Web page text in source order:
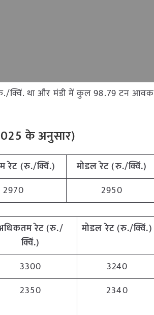
रु./क्विं. था और मंडी में कुल 98.79 टन आवक
5के अनुसार)
रेट (रु./क्विं.) मोडल रेट(रु./क्विं.)
2970 2950
रेट (रु./
क्विं.)
मोडल रेट(रु./क्विं.)
3300
3240
2350 2340